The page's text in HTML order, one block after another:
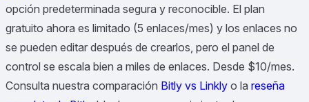
opción predeterminada segura y reconocible. El plan
gratuito ahora es limitado (5 enlaces/mes) y los enlaces no
se pueden editar después de crearlos, pero el panel de
control se escala bien a miles de enlaces. Desde $10/mes.
Consulta nuestra comparación Bitly vs Linkly o la reseña